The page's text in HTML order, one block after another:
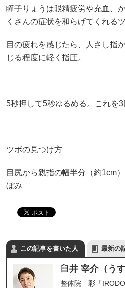
瞳子りょうは眼精疲労や充血、
くさんの症状を和らげてくれるツ
目の疲れを感じたら、人さし指
じる程度に軽く指圧。
5秒押して5秒ゆるめる。これを3
ツボの見つけ方
目尻から親指の幅半分（約1cm
ぼみ
この記事を書いた人 最新の
臼井 宰介（う
整体院 彩「